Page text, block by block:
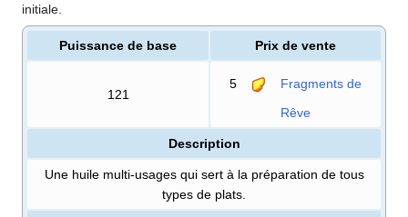
initiale.
Puissance de base Prix de vente
121
5 Fragments de
Rêve
Description
Une huile multi-usages qui sert à la préparation de tous
types de plats.